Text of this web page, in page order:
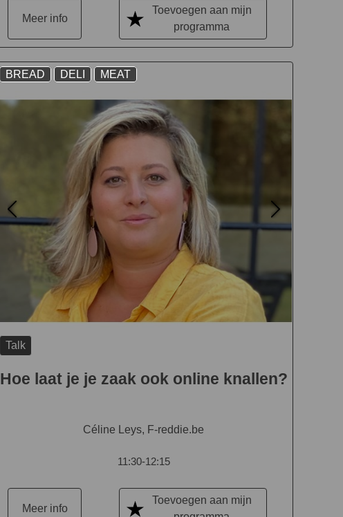
Meer info
Toevoegen aan mijn
programma
BREAD DELI MEAT
Talk
Hoe laat je je zaak ook online knallen?
Céline Leys, F-reddie.be
11:30-12:15
Meer info
Toevoegen aan mijn